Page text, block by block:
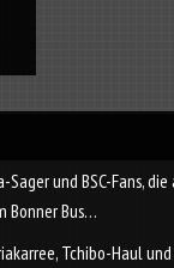
und BSC-Fans,
Bonner Bus…
Tchibo-Haul und